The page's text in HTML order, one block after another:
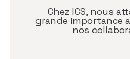
Chez ICS, nous
grande importance
nos